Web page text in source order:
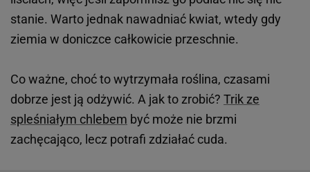
stanie. Warto jednak nawadniać kwiat, wtedy gdy
ziemia w doniczce całkowicie przeschnie.
Co ważne, choć to wytrzymała roślina, czasami
dobrze jest ją odżywić. A jak to zrobić? Trik ze
spleśniałym chlebem być może nie brzmi
zachęcająco, lecz potrafi zdziałać cuda.